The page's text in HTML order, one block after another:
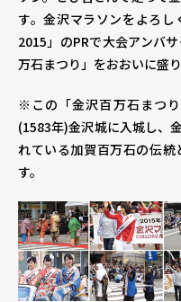
す。金沢マラソンをよろ
2015」のPRで大会アンバ
万石まつり」をおおいに盛り
※この「金沢百万石まつ
(1583年)金沢城に入城し、
れている加賀百万石の伝
す。